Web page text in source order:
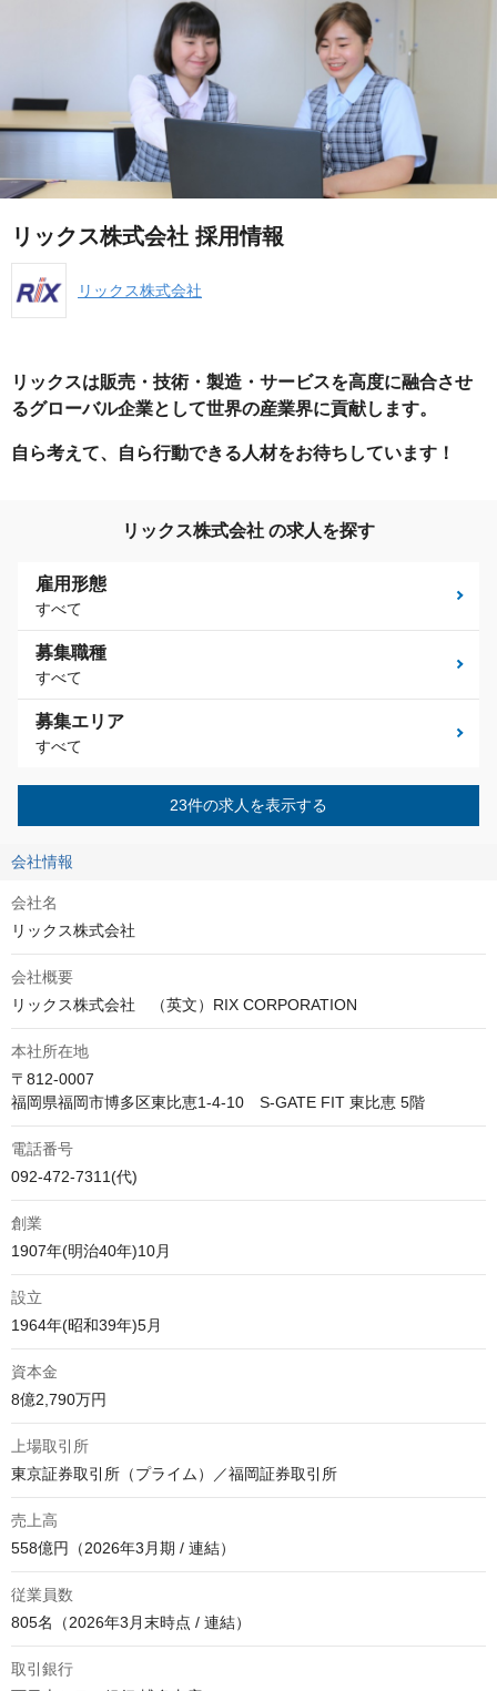
リックス株式会社 採用情報
リックス株式会社
リックスは販売・技術・製造・サービスを高度に融合させ
るグローバル企業として世界の産業界に貢献します。
自ら考えて、自ら行動できる人材をお待ちしています！
リックス株式会社 の求人を探す
雇用形態
すべて
募集職種
すべて
募集エリア
すべて
23件の求人を表示する
会社情報
会社名
リックス株式会社
会社概要
リックス株式会社　（英文）RIX CORPORATION
本社所在地
〒812-0007
福岡県福岡市博多区東比恵1-4-10　S-GATE FIT 東比恵 5階
電話番号
創業
1907年(明治40年)10月
設立
1964年(昭和39年)5月
資本金
8億2,790万円
上場取引所
東京証券取引所（プライム）／福岡証券取引所
売上高
558億円（2026年3月期 / 連結）
従業員数
805名（2026年3月末時点 / 連結）
取引銀行